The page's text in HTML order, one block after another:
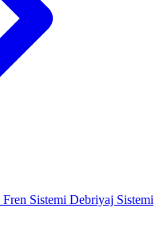
Fren Sistemi Debriyaj Sistemi